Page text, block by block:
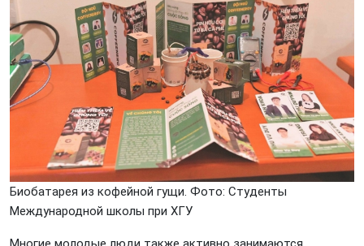
Биобатарея из кофейной гущи. Фото: Студенты
Международной школы при ХГУ